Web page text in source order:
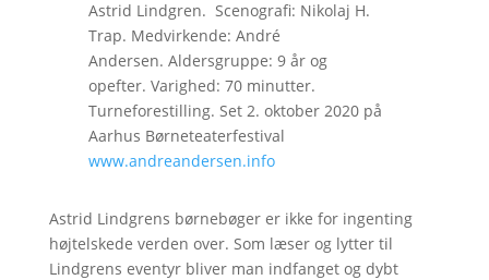
Astrid Lindgren. Scenografi: Nikolaj H.
Trap. Medvirkende: André
Andersen. Aldersgruppe: 9 år og
opefter. Varighed: 70 minutter.
Turneforestilling. Set 2. oktober 2020 på
Aarhus Børneteaterfestival
www.andreandersen.info
Astrid Lindgrens børnebøger er ikke for ingenting
højtelskede verden over. Som læser og lytter til
Lindgrens eventyr bliver man indfanget og dybt